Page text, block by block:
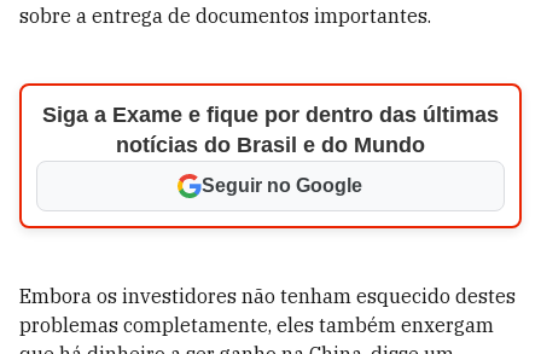
sobre a entrega de documentos importantes.
Siga a Exame e fique por dentro das últimas
notícias do Brasil e do Mundo
Seguir no Google
Embora os investidores não tenham esquecido destes
problemas completamente, eles também enxergam